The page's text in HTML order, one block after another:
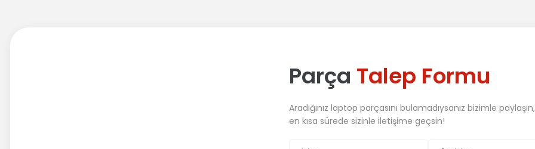
Parça Talep Formu
Aradığınız laptop parçasını bulamadıysanız bizimle
en kısa sürede sizinle iletişime geçsin!